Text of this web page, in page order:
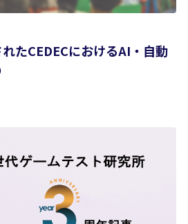
たCEDECにおけるAI・自動